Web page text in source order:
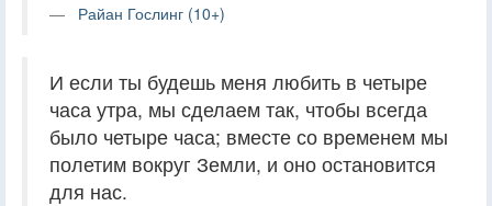
Райан Гослинг (10+)
И если ты будешь меня любить в четыре
часа утра, мы сделаем так, чтобы всегда
было четыре часа; вместе со временем мы
полетим вокруг Земли, и оно остановится
для нас.